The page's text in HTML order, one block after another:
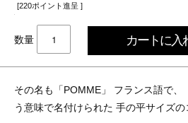
[220ポイント進呈 ]
数量
その名も「POMME」 フランス語で、
う意味で名付けられた 手の平サイズの